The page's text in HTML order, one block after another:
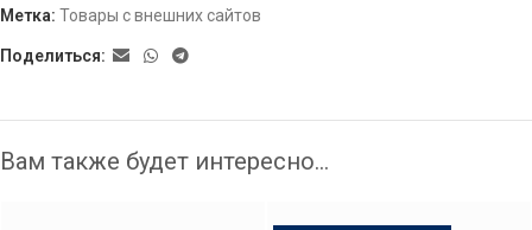
Метка: Товары с внешних сайтов
Поделиться:
Вам также будет интересно…